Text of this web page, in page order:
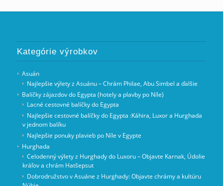
Kategórie výrobkov
Asuán
Najlepšie výlety z Asuánu – Chrám Philae, Abu Simbel a ďalšie
Balíčky zájazdov do Egypta (hotely a plavby po Níle)
Lacné cestovné balíčky do Egypta
Najlepšie cestovné balíčky do Egypta :Káhira, Luxor a Hurghada
v jednom balíku
Najlepšie ponuky plavieb po Níle v Egypte
Hurghada
Celodenný výlety z Hurghady do Luxoru – Objavte Karnak, Údolie
kráľov a chrám Hatšepsut
Dobrodružstvo v Asuáne z Hurghady: Objavte chrámy a kultúru